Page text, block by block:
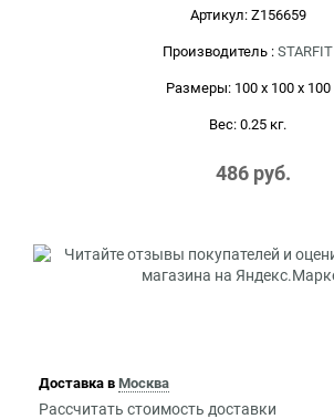
Артикул: Z156659
Производитель : STARFIT
Размеры: 100 x 100 x 100
Вес: 0.25 кг.
486 руб.
Доставка в Москва
Рассчитать стоимость доставки